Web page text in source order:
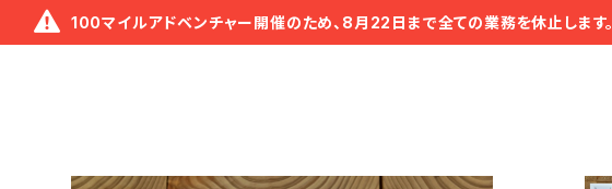
100マイルアドベンチャー開催のため、8月22日まで全ての業務を休止します。